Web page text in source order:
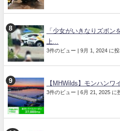
「少女がいきなりズボ
上...
3件のビュー | 9月 1, 2024 に
【MHWilds】モンハンワ
3件のビュー | 6月 21, 2025 に